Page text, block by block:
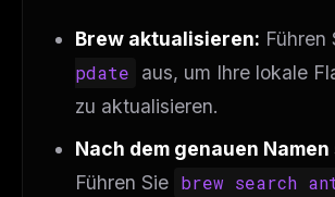
Brew aktualisieren: Führen
pdate
aus, um Ihre lokale
zu aktualisieren.
Nach dem genauen
Führen Sie brew search